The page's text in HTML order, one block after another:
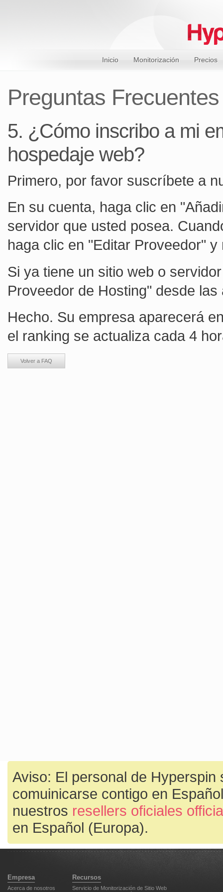
Inicio Monitorización Precios
Preguntas
5. ¿Cómo inscribo a mi
hospedaje web?
Primero, por favor suscríbete a
En su cuenta, haga clic en
servidor que usted posea.
haga clic en "Editar Proveedor"
Si ya tiene un sitio web o
Proveedor de Hosting" desde
Hecho. Su empresa aparecerá
el ranking se actualiza cada 4
Volver a FAQ
Aviso: El personal de
comuinicarse contigo en
nuestros resellers oficiales
en Español (Europa).
Empresa
Acerca de nosotros
Recursos
Servicio de Monitorización de Sitio Web